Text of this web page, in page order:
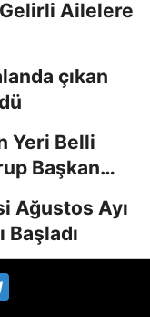
Ailelere
çıkan
Yeri Belli
Başkan
Ağustos Ayı
Başladı